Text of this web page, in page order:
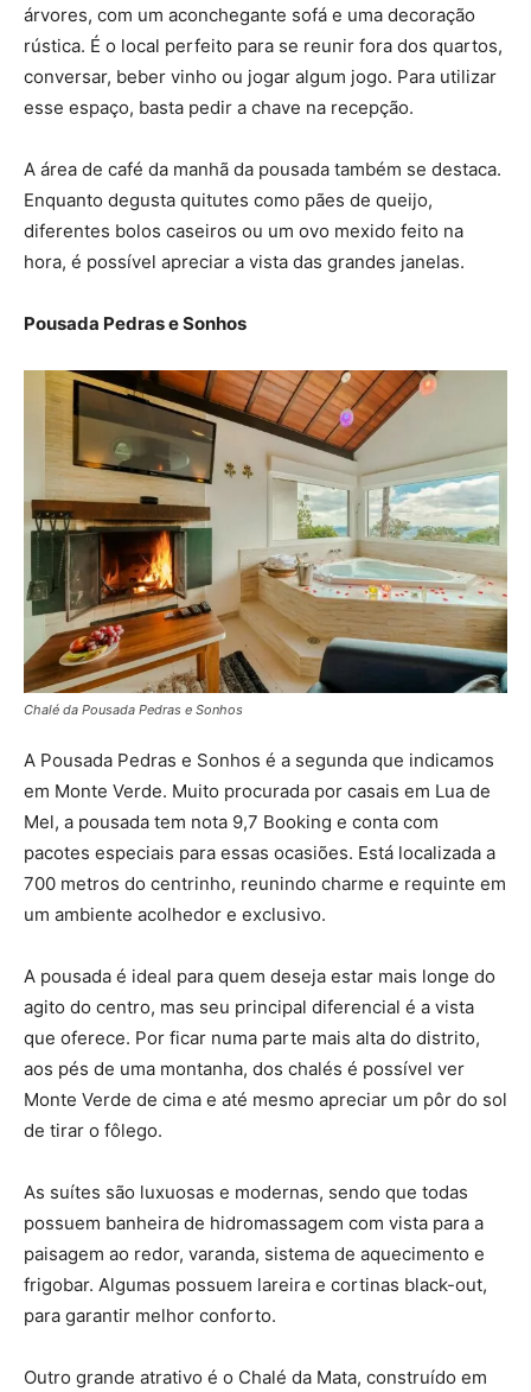
árvores, com um aconchegante sofá e uma decoração
rústica. É o local perfeito para se reunir fora dos quartos,
conversar, beber vinho ou jogar algum jogo. Para utilizar
esse espaço, basta pedir a chave na recepção.
A área de café da manhã da pousada também se destaca.
Enquanto degusta quitutes como pães de queijo,
diferentes bolos caseiros ou um ovo mexido feito na
hora, é possível apreciar a vista das grandes janelas.
Pousada Pedras e Sonhos
Chalé da Pousada Pedras e Sonhos
A Pousada Pedras e Sonhos é a segunda que indicamos
em Monte Verde. Muito procurada por casais em Lua de
Mel, a pousada tem nota 9,7 Booking e conta com
pacotes especiais para essas ocasiões. Está localizada a
700 metros do centrinho, reunindo charme e requinte em
um ambiente acolhedor e exclusivo.
A pousada é ideal para quem deseja estar mais longe do
agito do centro, mas seu principal diferencial é a vista
que oferece. Por ficar numa parte mais alta do distrito,
aos pés de uma montanha, dos chalés é possível ver
Monte Verde de cima e até mesmo apreciar um pôr do sol
de tirar o fôlego.
As suítes são luxuosas e modernas, sendo que todas
possuem banheira de hidromassagem com vista para a
paisagem ao redor, varanda, sistema de aquecimento e
frigobar. Algumas possuem lareira e cortinas black-out,
para garantir melhor conforto.
Outro grande atrativo é o Chalé da Mata, construído em